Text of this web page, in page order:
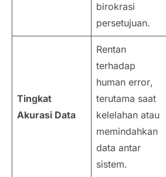
birokrasi
persetujuan.
Tingkat
Akurasi Data
Rentan
terhadap
human error,
terutama saat
kelelahan atau
memindahkan
data antar
sistem.